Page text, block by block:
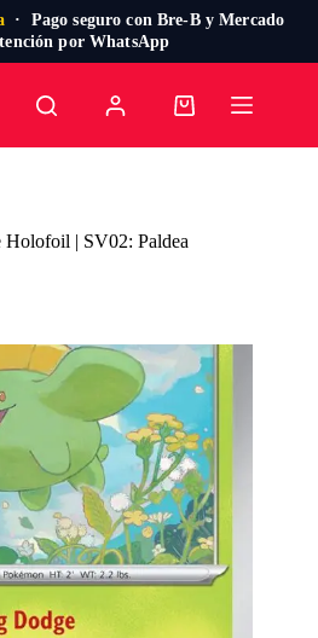
· Pago seguro con Bre-B y Mercado
por WhatsApp
Carro
Holofoil | SV02: Paldea